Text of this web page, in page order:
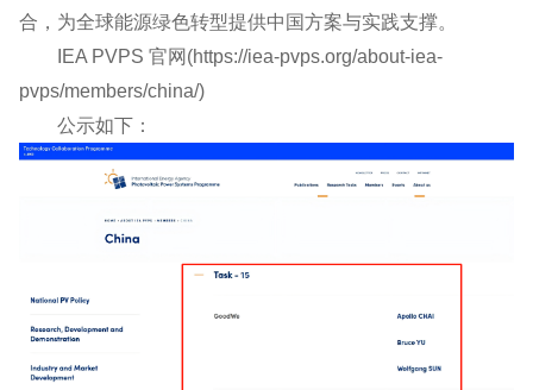
合，为全球能源绿色转型提供中国方案与实践支撑。
IEA PVPS 官网(https://iea-pvps.org/about-iea-
pvps/members/china/)
公示如下：